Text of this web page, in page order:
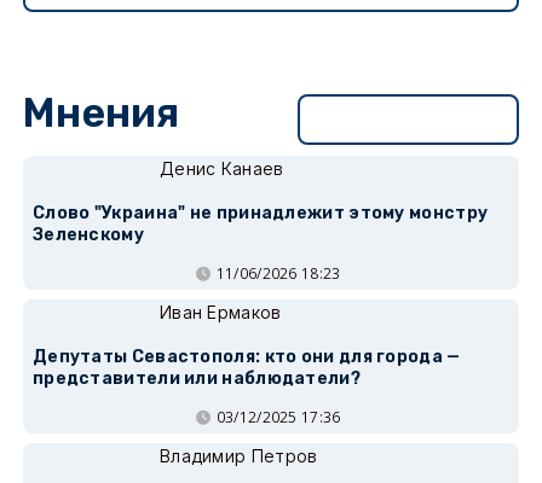
Мнения
Денис Канаев
Слово "Украина" не принадлежит этому монстру
Зеленскому
11/06/2026 18:23
Иван Ермаков
Депутаты Севастополя: кто они для города —
представители или наблюдатели?
03/12/2025 17:36
Владимир Петров